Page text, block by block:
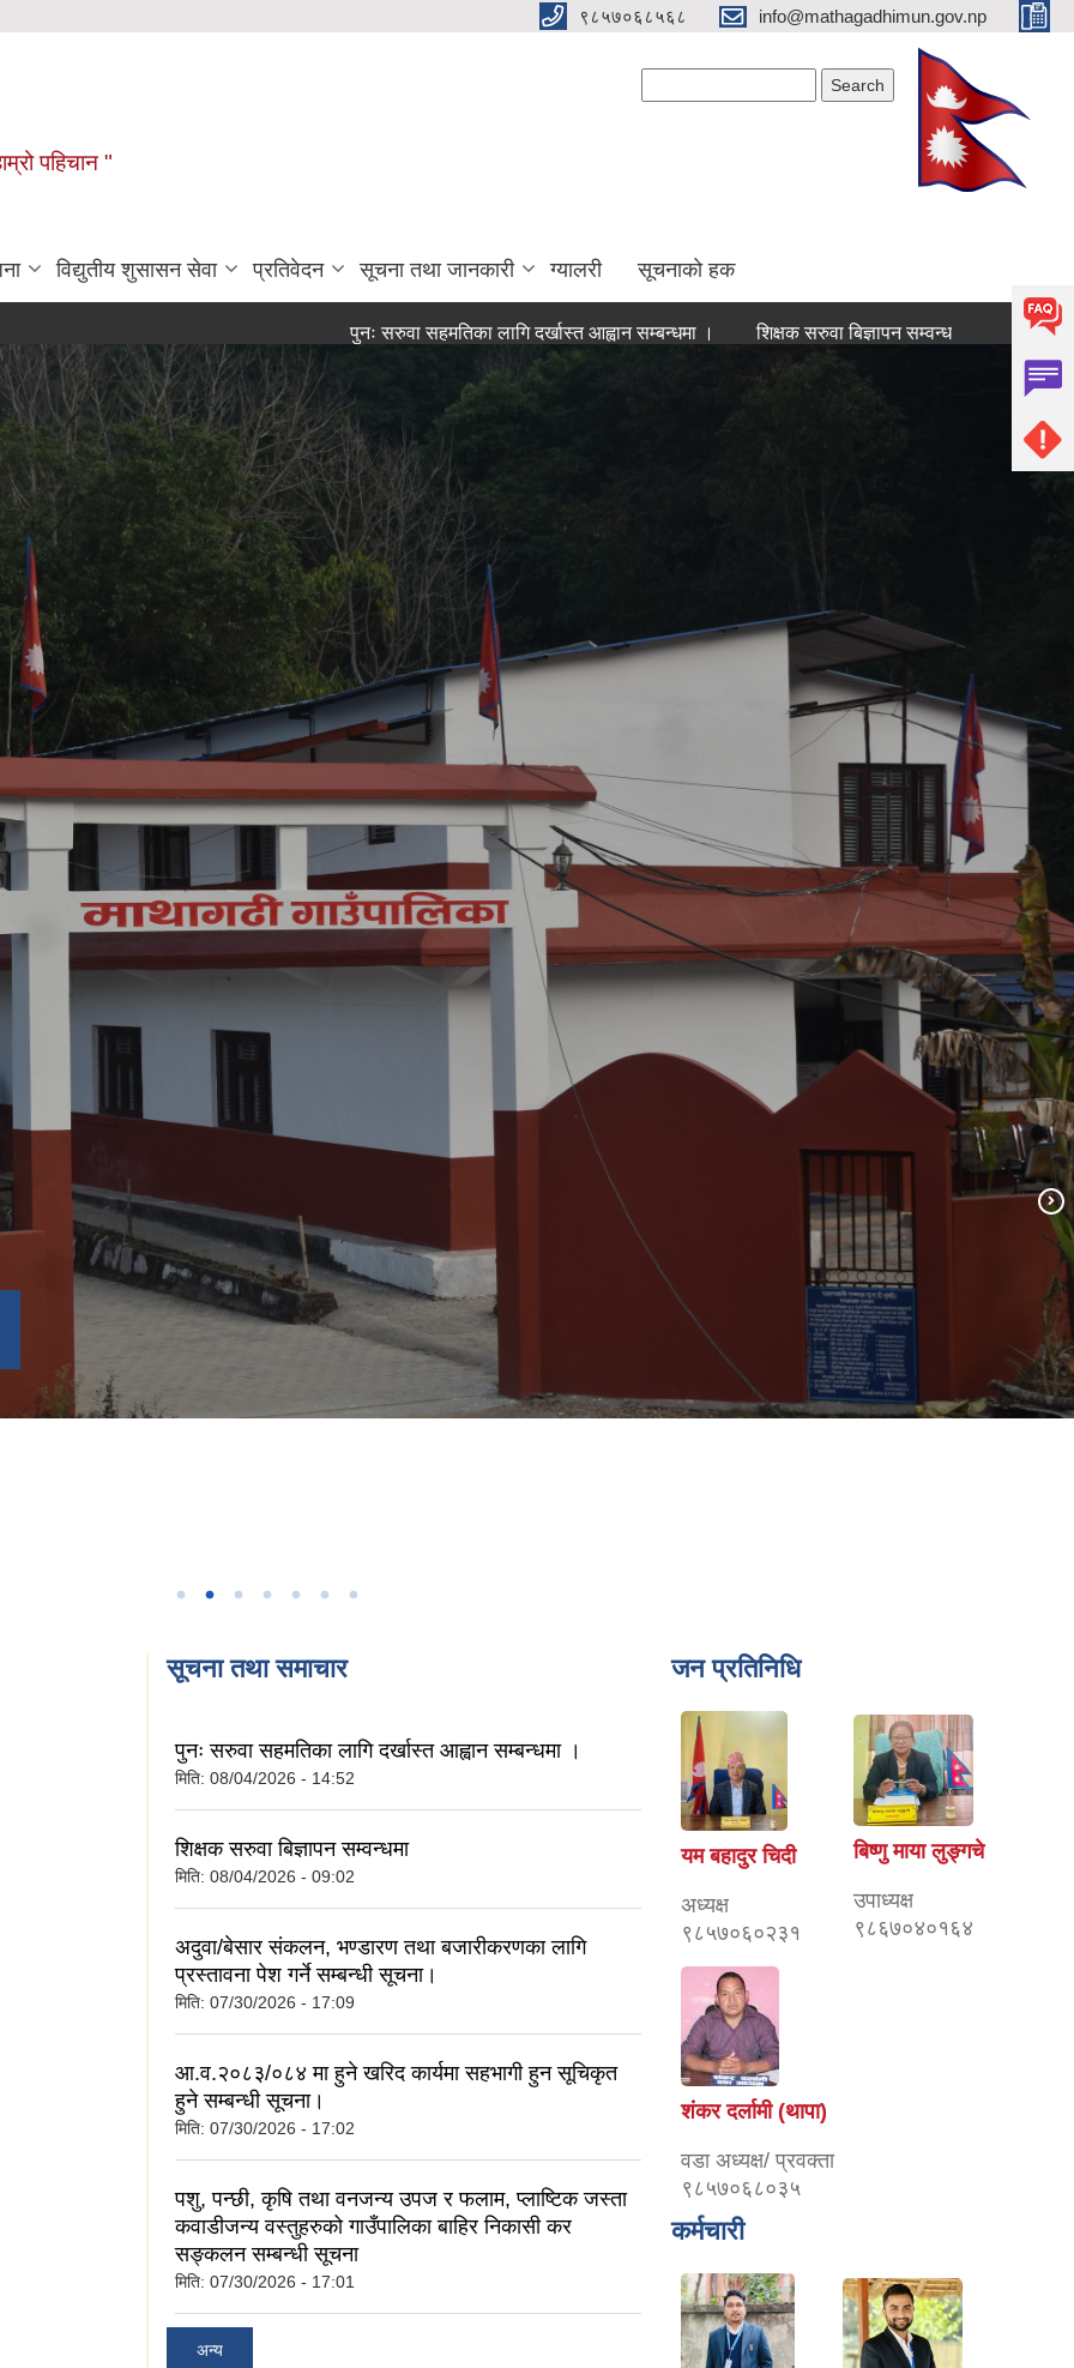
९८५७०६८५६८ info@mathagadhimun.gov.np
पहिचान "
विद्युतीय शुसासन सेवा प्रतिवेदन सूचना तथा जानकारी ग्यालरी सूचनाको हक
पुनः सरुवा सहमतिका लागि दर्खास्त आह्वान सम्बन्धमा । शिक्षक सरुवा बिज्ञापन सम्वन्धमा अदुवा/बेसार संकलन,
सूचना तथा समाचार
पुनः सरुवा सहमतिका लागि दर्खास्त आह्वान सम्बन्धमा ।
मिति: 08/04/2026 - 14:52
शिक्षक सरुवा बिज्ञापन सम्वन्धमा
मिति: 08/04/2026 - 09:02
अदुवा/बेसार संकलन, भण्डारण तथा बजारीकरणका लागि
प्रस्तावना पेश गर्ने सम्बन्धी सूचना।
मिति: 07/30/2026 - 17:09
आ.व.२०८३/०८४ मा हुने खरिद कार्यमा सहभागी हुन सूचिकृत
हुने सम्बन्धी सूचना।
मिति: 07/30/2026 - 17:02
पशु, पन्छी, कृषि तथा वनजन्य उपज र फलाम, प्लाष्टिक जस्ता
कवाडीजन्य वस्तुहरुको गाउँपालिका बाहिर निकासी कर
सङ्कलन सम्बन्धी सूचना
मिति: 07/30/2026 - 17:01
अन्य
जन प्रतिनिधि
यम बहादुर चिदी
अध्यक्ष
९८५७०६०२३१
बिष्णु माया लुङ्गचे
उपाध्यक्ष
९८६७०४०१६४
शंकर दर्लामी (थापा)
वडा अध्यक्ष/ प्रवक्ता
९८५७०६८०३५
कर्मचारी